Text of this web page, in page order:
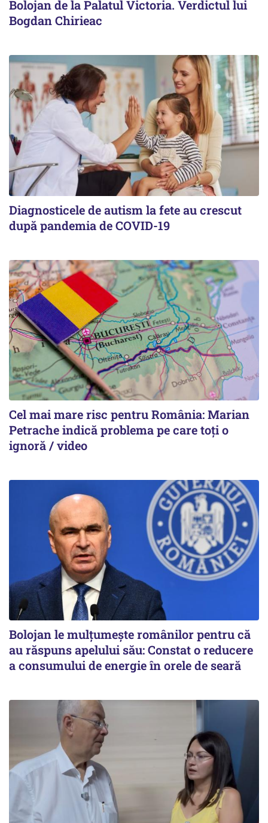
Bolojan de la Palatul Victoria. Verdictul lui
Bogdan Chirieac
Diagnosticele de autism la fete au crescut
după pandemia de COVID-19
Cel mai mare risc pentru România: Marian
Petrache indică problema pe care toți o
ignoră / video
Bolojan le mulțumește românilor pentru că
au răspuns apelului său: Constat o reducere
a consumului de energie în orele de seară